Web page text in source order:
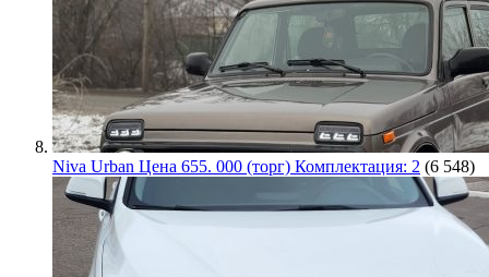
Niva Urban Цена 655. 000 (торг) Комплектация: 2 (6 548)